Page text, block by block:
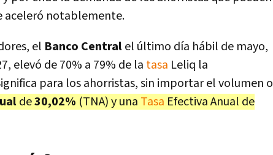
aceleró notablemente.
el Banco Centralel último día hábil de mayo,
elevó de 70% a 79% de la tasa Leliq la
para los ahorristas, sin importar el volumen o
de30,02% (TNA) y una Tasa Efectiva Anual de